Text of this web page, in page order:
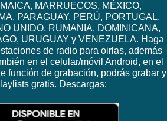
MARRUECOS, MÉXICO,
PARAGUAY, PERÚ, PORTUGAL,
UNIDO, RUMANIA, DOMINICANA,
URUGUAY y VENEZUELA. Haga
de radio para oirlas, además
en el celular/móvil Android, en el
función de grabación, podrás grabar y
gratis. Descargas: